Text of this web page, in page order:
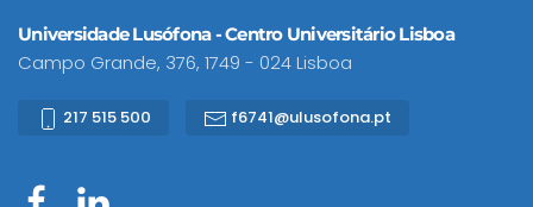
Universidade Lusófona - Centro Universitário Lisboa
Campo Grande, 376, 1749 - 024 Lisboa
217 515 500 f6741@ulusofona.pt